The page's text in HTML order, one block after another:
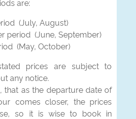
are:
(July, August)
period (June, September)
(May, October)
prices are subject to
any notice.
that as the departure date of
comes closer, the prices
so it is wise to book in